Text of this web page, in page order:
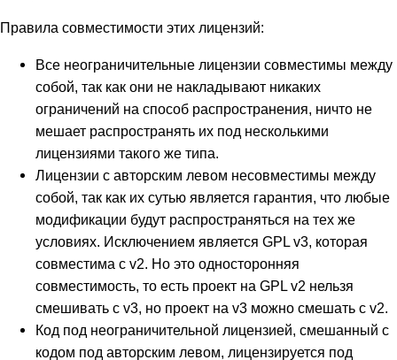
Правила совместимости этих лицензий:
Все неограничительные лицензии совместимы между
собой, так как они не накладывают никаких
ограничений на способ распространения, ничто не
мешает распространять их под несколькими
лицензиями такого же типа.
Лицензии с авторским левом несовместимы между
собой, так как их сутью является гарантия, что любые
модификации будут распространяться на тех же
условиях. Исключением является GPL v3, которая
совместима с v2. Но это односторонняя
совместимость, то есть проект на GPL v2 нельзя
смешивать с v3, но проект на v3 можно смешать с v2.
Код под неограничительной лицензией, смешанный с
кодом под авторским левом, лицензируется под